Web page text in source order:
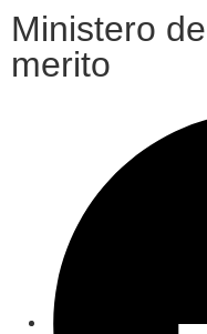
Ministero
merito